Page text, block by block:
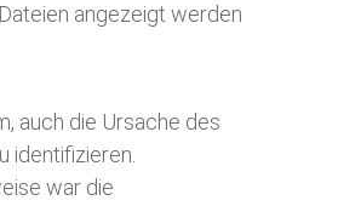
angezeigt werden
auch die Ursache des
identifizieren.
war die